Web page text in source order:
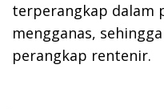
terperangkap dalam
mengganas,
perangkap rentenir.